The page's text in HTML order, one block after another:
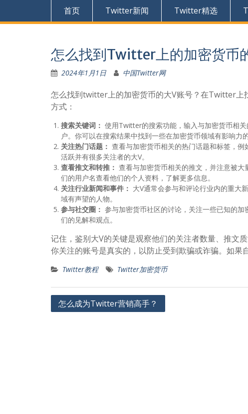
首页 Twitter新闻 Twitter精选
怎么找到Twitter上的加密货币
2024年1月1日 中国Twitter网
怎么找到twitter上的加密货币的大V账号？在Twitter上
方式：
搜索关键词： 使用Twitter的搜索功能，输入与加密货币相
户。你可以在搜索结果中找到一些在加密货币领域有影响力的
关注热门话题： 查看与加密货币相关的热门话题和标签，
活跃并有很多关注者的大V。
查看推文和转推： 查看与加密货币相关的推文，并注意被
们的用户名查看他们的个人资料，了解更多信息。
关注行业新闻和事件： 大V通常会参与和评论行业内的重大
域有声望的人物。
参与社交圈： 参与加密货币社区的讨论，关注一些已知的
们的见解和观点。
记住，鉴别大V的关键是观察他们的关注者数量、推文
你关注的账号是真实的，以防止受到欺骗或诈骗。如果
Twitter教程 Twitter加密货币
文怎么成为Twitter营销高手？